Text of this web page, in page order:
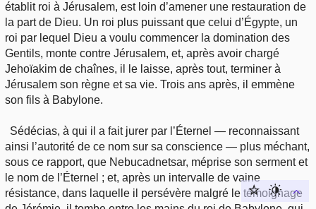
établit roi à Jérusalem, est loin d’amener une restauration de
la part de Dieu. Un roi plus puissant que celui d’Égypte, un
roi par lequel Dieu a voulu commencer la domination des
Gentils, monte contre Jérusalem, et, après avoir chargé
Jehoïakim de chaînes, il le laisse, après tout, terminer à
Jérusalem son règne et sa vie. Trois ans après, il emmène
son fils à Babylone.
Sédécias, à qui il a fait jurer par l’Éternel — reconnaissant
ainsi l’autorité de ce nom sur sa conscience — plus méchant,
sous ce rapport, que Nebucadnetsar, méprise son serment et
le nom de l’Éternel ; et, après un intervalle de vaine
résistance, dans laquelle il persévère malgré le témoignage